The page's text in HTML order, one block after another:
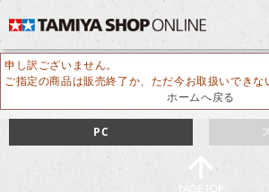
申し訳ございません。
ご指定の商品は販売終了か、ただ今お取扱いできな
ホームへ戻る
PC